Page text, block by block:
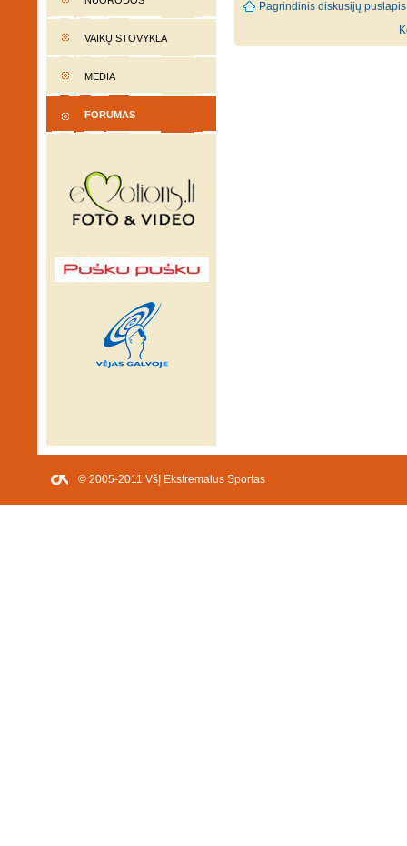
VAIKŲ STOVYKLA
MEDIA
FORUMAS
Pagrindinis diskusijų puslapis
© 2005-2011 VšĮ Ekstremalus Sportas